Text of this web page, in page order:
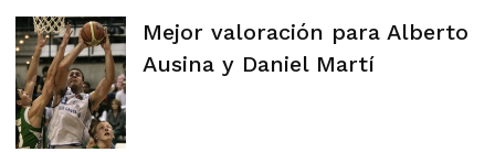
Mejor valoración para Alberto
Ausina y Daniel Martí